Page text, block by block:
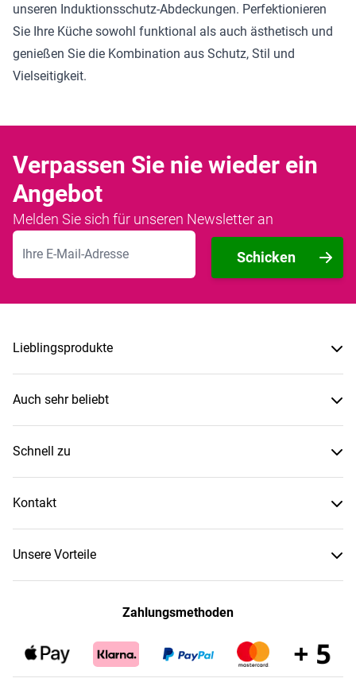
unseren Induktionsschutz-Abdeckungen. Perfektionieren
Sie Ihre Küche sowohl funktional als auch ästhetisch und
genießen Sie die Kombination aus Schutz, Stil und
Vielseitigkeit.
Verpassen Sie nie wieder ein
Angebot
Melden Sie sich für unseren Newsletter an
E-Mailadresse
Schicken
Lieblingsprodukte
Auch sehr beliebt
Schnell zu
Kontakt
Unsere Vorteile
Zahlungsmethoden